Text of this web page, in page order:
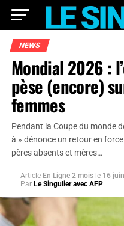
NEWS
Mondial 2026 :
pèse (encore)
femmes
Pendant la Coupe du monde
à » dénonce un retour en
pères absents et mères…
Article En Ligne 2 mois le 16
Par Le Singulier avec AFP